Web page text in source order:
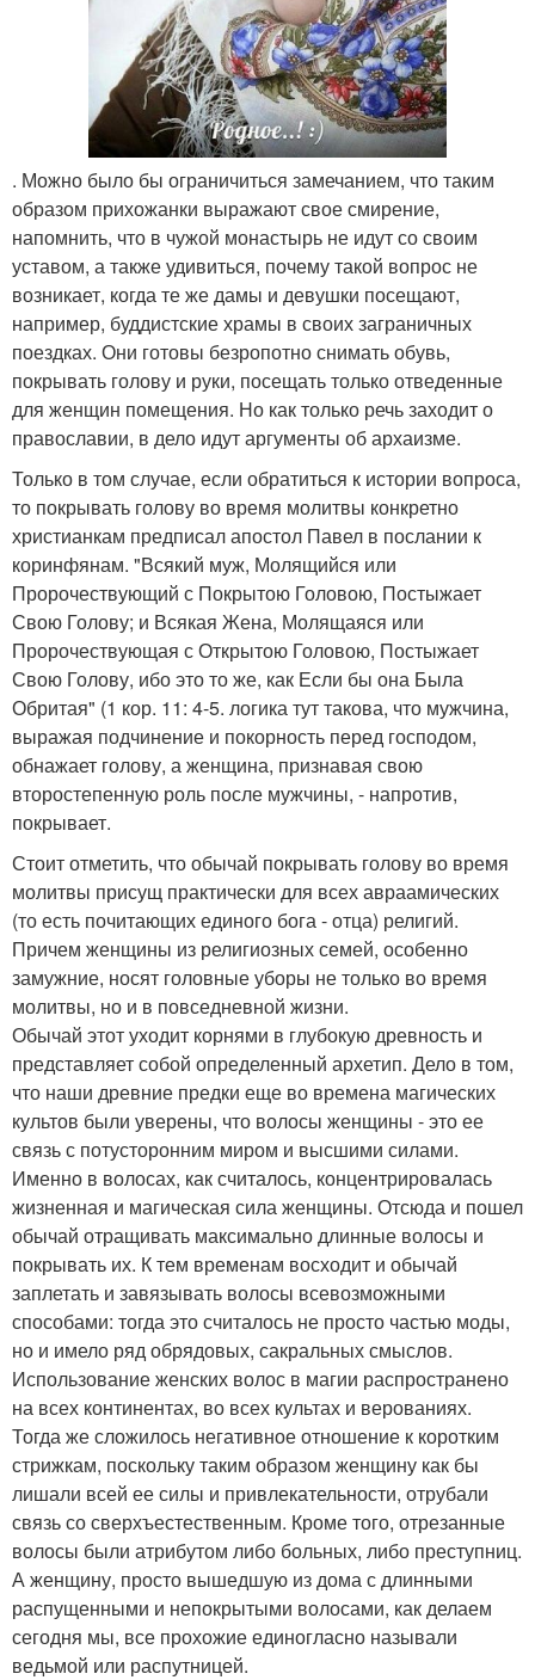
. Можно было бы ограничиться замечанием, что таким
образом прихожанки выражают свое смирение,
напомнить, что в чужой монастырь не идут со своим
уставом, а также удивиться, почему такой вопрос не
возникает, когда те же дамы и девушки посещают,
например, буддистские храмы в своих заграничных
поездках. Они готовы безропотно снимать обувь,
покрывать голову и руки, посещать только отведенные
для женщин помещения. Но как только речь заходит о
православии, в дело идут аргументы об архаизме.
Только в том случае, если обратиться к истории вопроса,
то покрывать голову во время молитвы конкретно
христианкам предписал апостол Павел в послании к
коринфянам. "Всякий муж, Молящийся или
Пророчествующий с Покрытою Головою, Постыжает
Свою Голову; и Всякая Жена, Молящаяся или
Пророчествующая с Открытою Головою, Постыжает
Свою Голову, ибо это то же, как Если бы она Была
Обритая" (1 кор. 11: 4-5. логика тут такова, что мужчина,
выражая подчинение и покорность перед господом,
обнажает голову, а женщина, признавая свою
второстепенную роль после мужчины, - напротив,
покрывает.
Стоит отметить, что обычай покрывать голову во время
молитвы присущ практически для всех авраамических
(то есть почитающих единого бога - отца) религий.
Причем женщины из религиозных семей, особенно
замужние, носят головные уборы не только во время
молитвы, но и в повседневной жизни.
Обычай этот уходит корнями в глубокую древность и
представляет собой определенный архетип. Дело в том,
что наши древние предки еще во времена магических
культов были уверены, что волосы женщины - это ее
связь с потусторонним миром и высшими силами.
Именно в волосах, как считалось, концентрировалась
жизненная и магическая сила женщины. Отсюда и пошел
обычай отращивать максимально длинные волосы и
покрывать их. К тем временам восходит и обычай
заплетать и завязывать волосы всевозможными
способами: тогда это считалось не просто частью моды,
но и имело ряд обрядовых, сакральных смыслов.
Использование женских волос в магии распространено
на всех континентах, во всех культах и верованиях.
Тогда же сложилось негативное отношение к коротким
стрижкам, поскольку таким образом женщину как бы
лишали всей ее силы и привлекательности, отрубали
связь со сверхъестественным. Кроме того, отрезанные
волосы были атрибутом либо больных, либо преступниц.
А женщину, просто вышедшую из дома с длинными
распущенными и непокрытыми волосами, как делаем
сегодня мы, все прохожие единогласно называли
ведьмой или распутницей.